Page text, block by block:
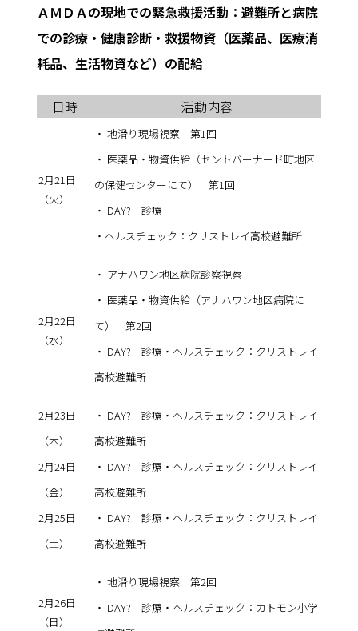
ＡＭＤＡの現地での緊急救援活動：避難所と病院
での診療・健康診断・救援物資（医薬品、医療消
耗品、生活物資など）の配給
日時 活動内容
2月21日
（火）
・ 地滑り現場視察 第1回
・ 医薬品・物資供給（セントバーナード町地区
の保健センターにて） 第1回
・ DAY? 診療
・ヘルスチェック：クリストレイ高校避難所
2月22日
（水）
・ アナハワン地区病院診察視察
・ 医薬品・物資供給（アナハワン地区病院に
て） 第2回
・ DAY? 診療・ヘルスチェック：クリストレイ
高校避難所
2月23日
（木）
2月24日
（金）
2月25日
（土）
・ DAY? 診療・ヘルスチェック：クリストレイ
高校避難所
・ DAY? 診療・ヘルスチェック：クリストレイ
高校避難所
・ DAY? 診療・ヘルスチェック：クリストレイ
高校避難所
2月26日
（日）
・ 地滑り現場視察 第2回
・ DAY? 診療・ヘルスチェック：カトモン小学